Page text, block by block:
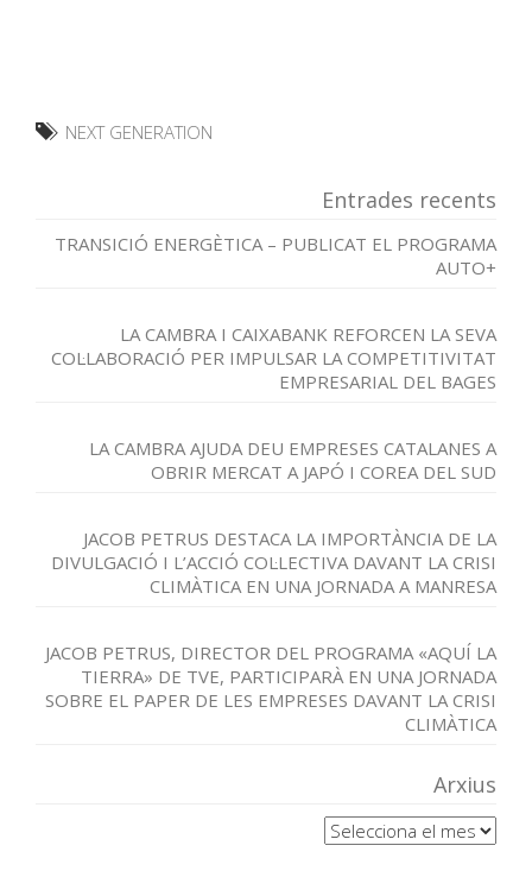
NEXT GENERATION
Entrades recents
TRANSICIÓ ENERGÈTICA – PUBLICAT EL PROGRAMA
AUTO+
LA CAMBRA I CAIXABANK REFORCEN LA SEVA
COL·LABORACIÓ PER IMPULSAR LA COMPETITIVITAT
EMPRESARIAL DEL BAGES
LA CAMBRA AJUDA DEU EMPRESES CATALANES A
OBRIR MERCAT A JAPÓ I COREA DEL SUD
JACOB PETRUS DESTACA LA IMPORTÀNCIA DE LA
DIVULGACIÓ I L’ACCIÓ COL·LECTIVA DAVANT LA CRISI
CLIMÀTICA EN UNA JORNADA A MANRESA
JACOB PETRUS, DIRECTOR DEL PROGRAMA «AQUÍ LA
TIERRA» DE TVE, PARTICIPARÀ EN UNA JORNADA
SOBRE EL PAPER DE LES EMPRESES DAVANT LA CRISI
CLIMÀTICA
Arxius
Arxius